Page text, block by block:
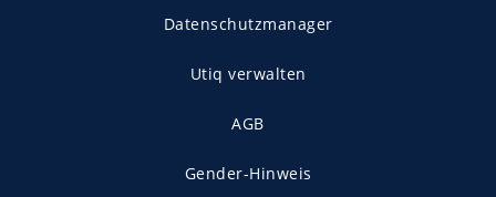
Datenschutzmanager
Utiq verwalten
AGB
Gender-Hinweis